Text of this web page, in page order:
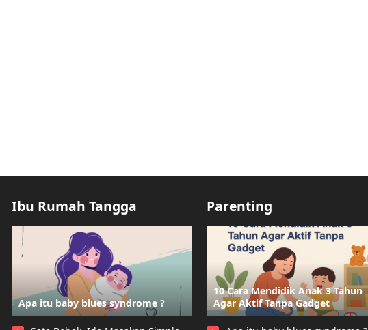
Ibu Rumah Tangga
Apa itu baby blues syndrome ?
Parenting
10 Cara Mendidik Anak 3 Tahun
Agar Aktif Tanpa Gadget